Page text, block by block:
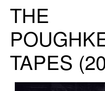
THE
TAPES